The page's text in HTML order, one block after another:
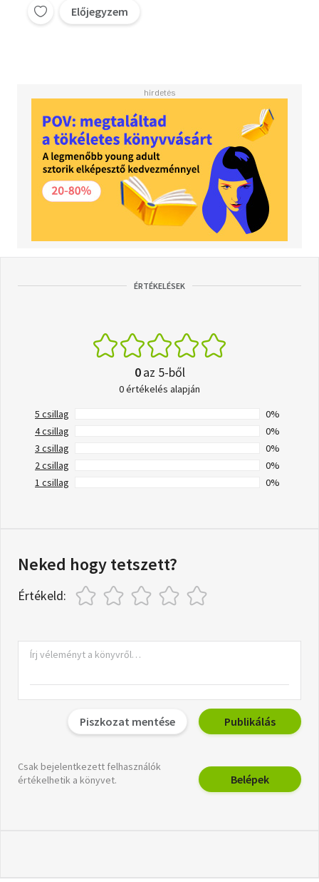
Előjegyzem
ÉRTÉKELÉSEK
0az 5-ből
0 értékelés alapján
5 csillag
0%
4 csillag
0%
3 csillag
0%
2 csillag
0%
1 csillag
0%
Neked hogy tetszett?
Értékeld:
Piszkozat mentése Publikálás
Csak bejelentkezett felhasználók
értékelhetik a könyvet.
Belépek